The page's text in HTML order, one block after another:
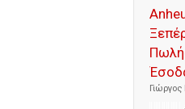
Γιώργος